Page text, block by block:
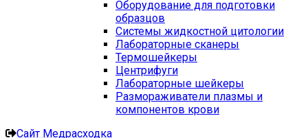
Оборудование для подготовки
образцов
Системы жидкостной цитологии
Лабораторные сканеры
Термошейкеры
Центрифуги
Лабораторные шейкеры
Размораживатели плазмы и
компонентов крови
Сайт Медрасходка